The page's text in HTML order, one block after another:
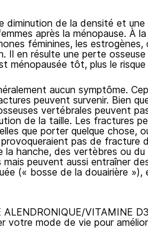
diminution de la densité et
après la ménopause. À
féminines, les estrogènes,
Il en résulte une perte
ménopausée tôt, plus le
aucun symptôme.
peuvent survenir. Bien
vertébrales peuvent
de la taille. Les fractures
que porter quelque chose,
pas de fracture
la hanche, des vertèbres ou
peuvent aussi entraîner
(« bosse de la douairière
VITAMINE
votre mode de vie pour